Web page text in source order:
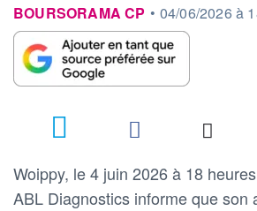
information fournie par
BOURSORAMA CP • 04/06/2026 à
Woippy, le 4 juin 2026 à 18 heures
ABL Diagnostics informe que son